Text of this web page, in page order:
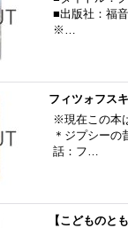
■出版社：福
※…
フィツォフス
※現在この本
＊ジプシー
話：フ…
【こどものと